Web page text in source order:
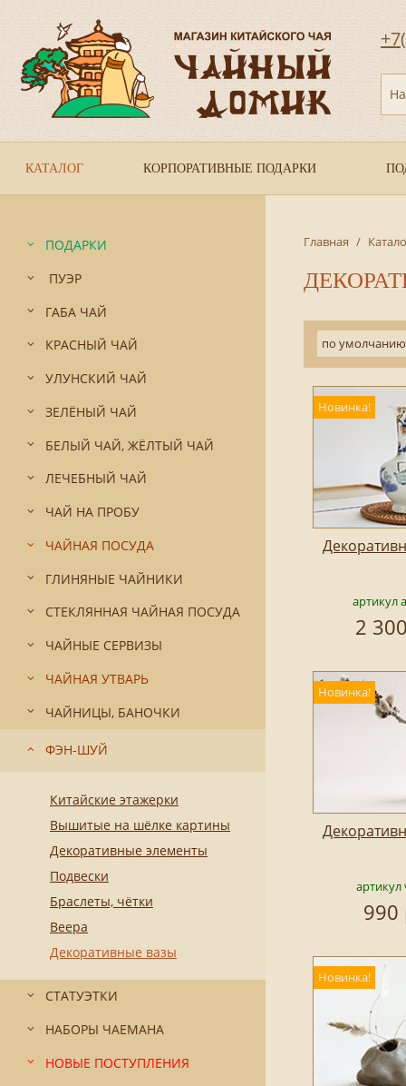
КАТАЛОГ КОРПОРАТИВНЫЕ ПОДАРКИ
ПОДАРКИ
ПУЭР
ГАБА ЧАЙ
КРАСНЫЙ ЧАЙ
УЛУНСКИЙ ЧАЙ
ЗЕЛЁНЫЙ ЧАЙ
БЕЛЫЙ ЧАЙ, ЖЁЛТЫЙ ЧАЙ
ЛЕЧЕБНЫЙ ЧАЙ
ЧАЙ НА ПРОБУ
ЧАЙНАЯ ПОСУДА
ГЛИНЯНЫЕ ЧАЙНИКИ
СТЕКЛЯННАЯ ЧАЙНАЯ ПОСУДА
ЧАЙНЫЕ СЕРВИЗЫ
ЧАЙНАЯ УТВАРЬ
ЧАЙНИЦЫ, БАНОЧКИ
ФЭН-ШУЙ
Китайские этажерки
Вышитые на шёлке картины
Декоративные элементы
Подвески
Браслеты, чётки
Веера
Декоративные вазы
СТАТУЭТКИ
НАБОРЫ ЧАЕМАНА
НОВЫЕ ПОСТУПЛЕНИЯ
Главная /
по умолчанию
Новинка!
артикул
2
Новинка!
артикул
990
Новинка!